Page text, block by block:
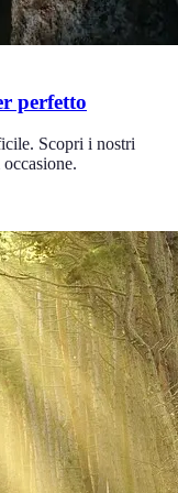
perfetto
Scopri i nostri